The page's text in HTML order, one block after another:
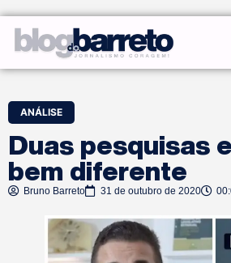
ANÁLISE
Duas pesquisas
bem diferente
Bruno Barreto 31 de outubro de 2020